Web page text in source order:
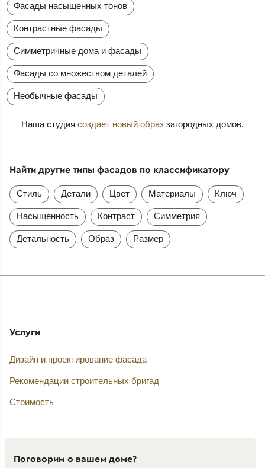
Фасады насыщенных тонов
Контрастные фасады
Симметричные дома и фасады
Фасады со множеством деталей
Необычные фасады
Наша студия создает новый образ загородных домов.
Найти другие типы фасадов по классификатору
Стиль Детали Цвет Материалы Ключ
Насыщенность Контраст Симметрия
Детальность Образ Размер
Услуги
Дизайн и проектирование фасада
Рекомендации строительных бригад
Стоимость
Поговорим о вашем доме?